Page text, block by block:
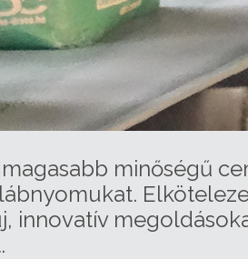
minőségű
innovatív